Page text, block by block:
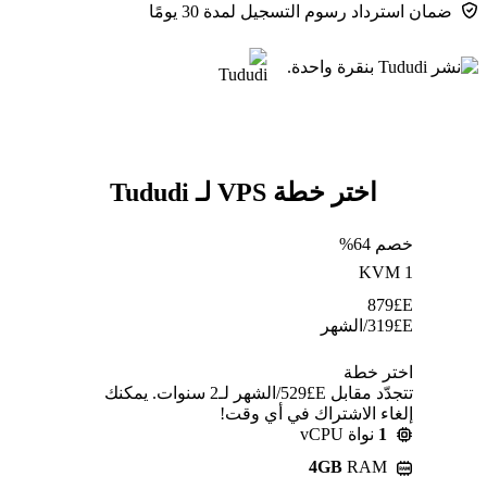
ضمان استرداد رسوم التسجيل لمدة 30 يومًا
اختر خطة VPS لـ Tududi
خصم 64%
KVM 1
E£
879
E£
319/الشهر
اختر خطة
تتجدّد مقابل E£⁦529⁩/الشهر لـ2 سنوات. يمكنك
إلغاء الاشتراك في أي وقت!
1 نواة vCPU
4GB RAM